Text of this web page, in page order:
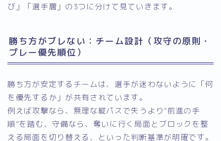
び」「選手層」の3つに分けて見ていきます。
勝ち方がブレない：チーム設計（攻守の原則・
プレー優先順位）
勝ち方が安定するチームは、選手が迷わないように「何
を優先するか」が共有されています。
例えば攻撃なら、無理な縦パスで失うより“前進の手
順”を踏む、守備なら、奪いに行く局面とブロックを整
える局面を切り替える、といった判断基準が明確です。